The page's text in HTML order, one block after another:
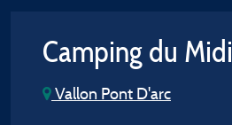
Camping du Midi
Vallon Pont D'arc